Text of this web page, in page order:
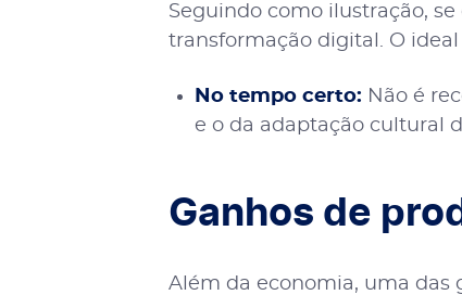
Seguindo como ilustração,
transformação digital. O ideal
No tempo certo: Não é
e o da adaptação cultural
Ganhos de
Além da economia, uma das